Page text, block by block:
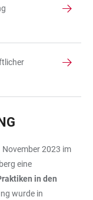
2023 im
eine
in den
wurde in